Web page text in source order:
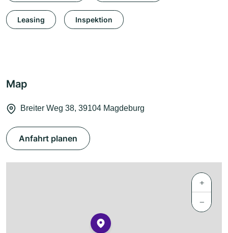
Leasing Inspektion
Map
Breiter Weg 38, 39104 Magdeburg
Anfahrt planen
+
−